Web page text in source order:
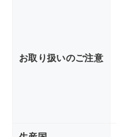
お取り扱いのご注意